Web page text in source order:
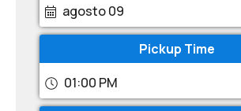
agosto 09
Pickup Time
01:00 PM